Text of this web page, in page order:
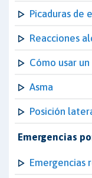
Picaduras de
Reacciones
Cómo usar
Asma
Posición
Emergencias
Emergencias